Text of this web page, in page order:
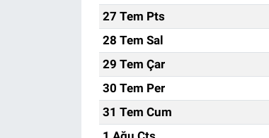
27 Tem Pts
28 Tem Sal
29 Tem Çar
30 Tem Per
31 Tem Cum